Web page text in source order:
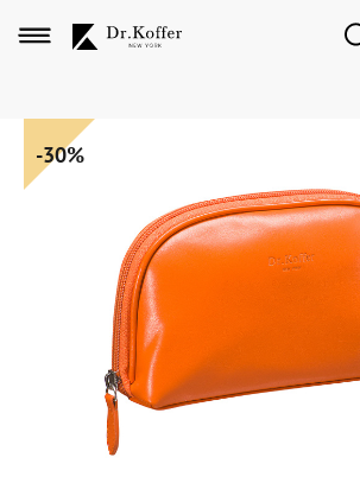
Дорожная коллекция
Мужская коллекция
Женская коллекция
Подарки и сувениры
Подарочные карты
-30%